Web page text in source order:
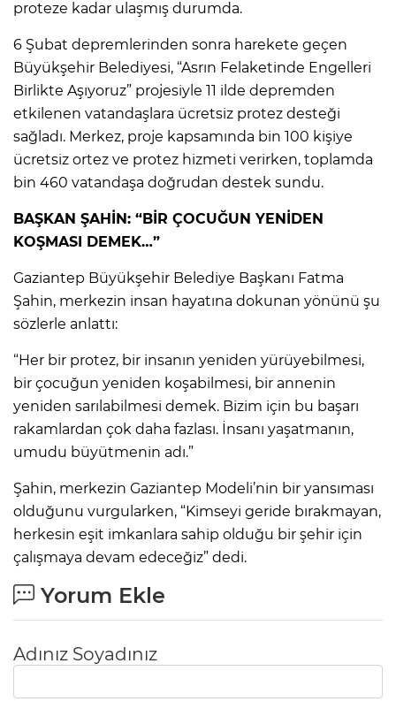
proteze kadar ulaşmış durumda.
6 Şubat depremlerinden sonra harekete geçen
Büyükşehir Belediyesi, “Asrın Felaketinde Engelleri
Birlikte Aşıyoruz” projesiyle 11 ilde depremden
etkilenen vatandaşlara ücretsiz protez desteği
sağladı. Merkez, proje kapsamında bin 100 kişiye
ücretsiz ortez ve protez hizmeti verirken, toplamda
bin 460 vatandaşa doğrudan destek sundu.
BAŞKAN ŞAHİN: “BİR ÇOCUĞUN YENİDEN
KOŞMASI DEMEK…”
Gaziantep Büyükşehir Belediye Başkanı Fatma
Şahin, merkezin insan hayatına dokunan yönünü şu
sözlerle anlattı:
“Her bir protez, bir insanın yeniden yürüyebilmesi,
bir çocuğun yeniden koşabilmesi, bir annenin
yeniden sarılabilmesi demek. Bizim için bu başarı
rakamlardan çok daha fazlası. İnsanı yaşatmanın,
umudu büyütmenin adı.”
Şahin, merkezin Gaziantep Modeli’nin bir yansıması
olduğunu vurgularken, “Kimseyi geride bırakmayan,
herkesin eşit imkanlara sahip olduğu bir şehir için
çalışmaya devam edeceğiz” dedi.
Yorum Ekle
Adınız Soyadınız